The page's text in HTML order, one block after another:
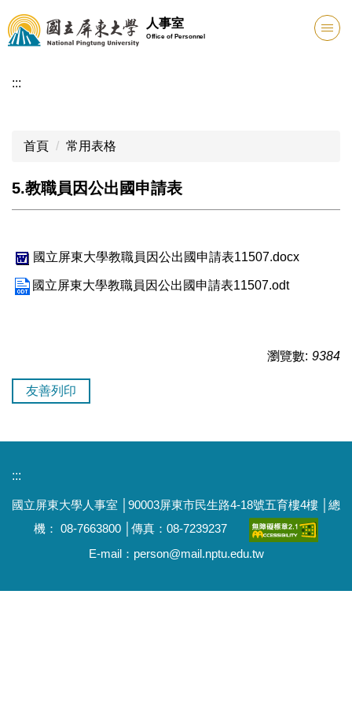
跳
到
主
內
人事室
Office of Personnel
:::
首頁 常用表格
5.教職員因公出國申請表
國立屏東大學教職員因公出國申請表11507.docx
國立屏東大學教職員因公出國申請表11507.odt
瀏覽數: 9384
友善列印
:::
國立屏東大學人事室 │90003屏東市民生路4-18號五育樓4樓 │總
機： 08-7663800 │傳真：08-7239237
E-mail：person@mail.nptu.edu.tw